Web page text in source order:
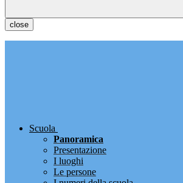
close
Scuola
Panoramica
Presentazione
I luoghi
Le persone